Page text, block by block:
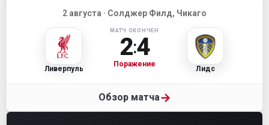
2 августа · Солджер Филд, Чикаго
Ливерпуль
МАТЧ ОКОНЧЕН
2:4
Поражение
Лидс
Обзор матча→